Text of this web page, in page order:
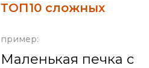
ТОП10 сложных
пример:
Маленькая печка с